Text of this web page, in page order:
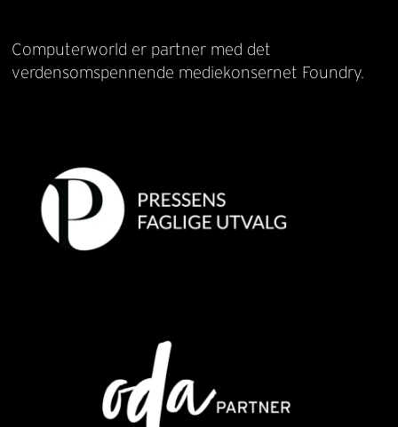
Computerworld er partner med det
verdensomspennende mediekonsernet Foundry.